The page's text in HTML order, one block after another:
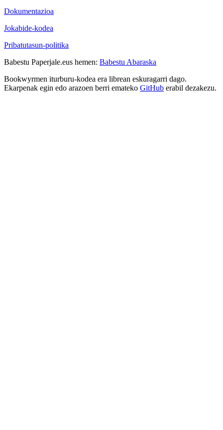
Dokumentazioa
Jokabide-kodea
Pribatutasun-politika
Babestu Paperjale.eus hemen: Babestu Abaraska
Bookwyrmen iturburu-kodea era librean eskuragarri dago.
Ekarpenak egin edo arazoen berri emateko GitHub erabil dezakezu.